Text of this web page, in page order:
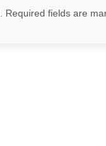
Required fields are